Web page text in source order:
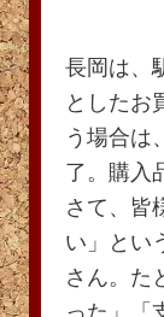
長岡は、
としたお
う場合は
了。購入
さて、皆
い」とい
さん。た
った」「